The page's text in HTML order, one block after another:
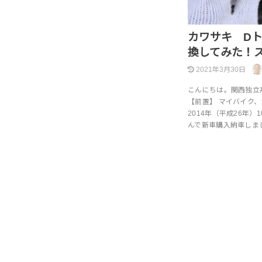
カワサキ D
換してみた！
2021年3月30日
こんにちは。関西独
【前置】 マイバイク
2014年（平成26年）
んで新車購入納車し